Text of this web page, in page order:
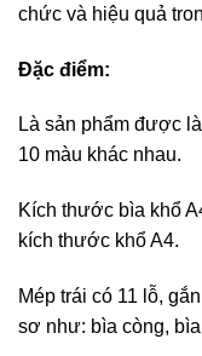
chức và hiệu quả
Đặc điểm:
Là sản phẩm được
10 màu khác nhau.
Kích thước bìa khổ
kích thước khổ A4.
Mép trái có 11 lỗ,
sơ như: bìa còng,